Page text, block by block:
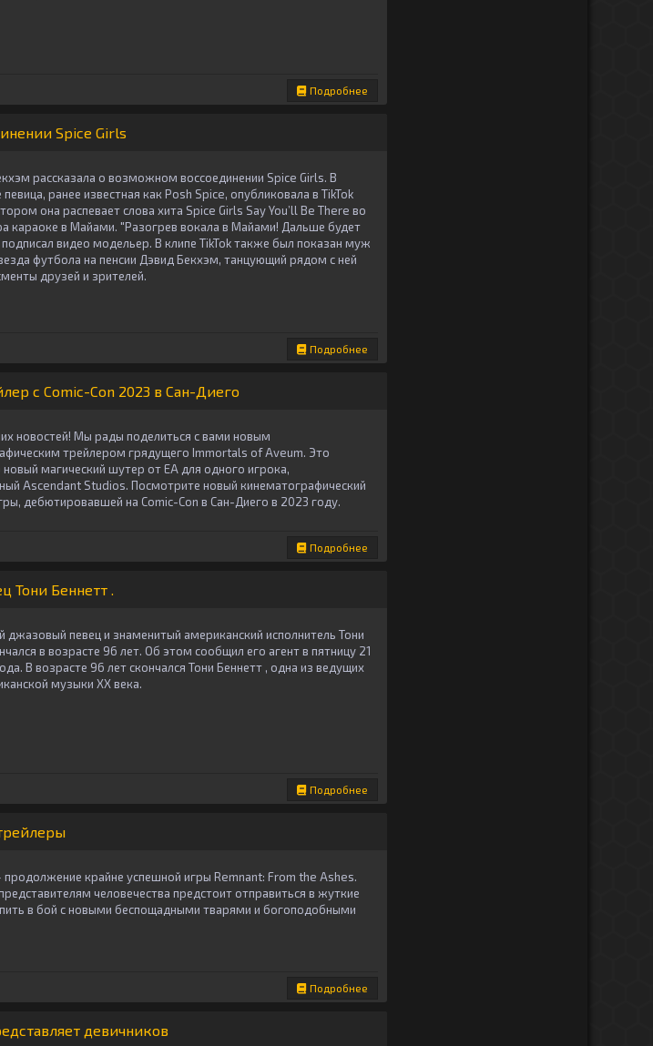
Подробнее
Spice Girls
рассказала о возможном воссоединении Spice Girls. В
певица, ранее известная как Posh Spice, опубликовала в TikTok
она распевает слова хита Spice Girls Say You’ll Be There во
караоке в Майами. "Разогрев вокала в Майами! Дальше будет
видео модельер. В клипе TikTok также был показан муж
футбола на пенсии Дэвид Бекхэм, танцующий рядом с ней
друзей и зрителей.
Подробнее
с Comic-Con 2023 в Сан-Диего
новостей! Мы рады поделиться с вами новым
трейлером грядущего Immortals of Aveum. Это
магический шутер от EA для одного игрока,
Ascendant Studios. Посмотрите новый кинематографический
дебютировавшей на Comic-Con в Сан-Диего в 2023 году.
Подробнее
Тони Беннетт .
джазовый певец и знаменитый американский исполнитель Тони
в возрасте 96 лет. Об этом сообщил его агент в пятницу 21
В возрасте 96 лет скончался Тони Беннетт , одна из ведущих
музыки ХХ века.
Подробнее
продолжение крайне успешной игры Remnant: From the Ashes.
человечества предстоит отправиться в жуткие
в бой с новыми беспощадными тварями и богоподобными
Подробнее
девичников